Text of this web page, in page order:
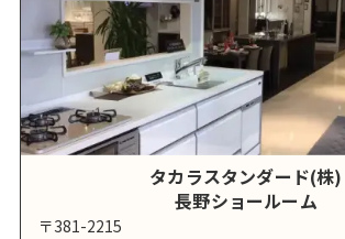
タカラスタンダード(株)
長野ショールーム
〒381-2215